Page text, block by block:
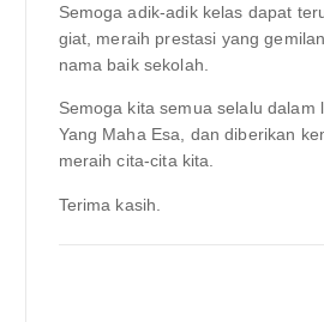
Semoga adik-adik kelas dapat
giat, meraih prestasi yang
nama baik sekolah.
Semoga kita semua selalu dalam
Yang Maha Esa, dan diberikan
meraih cita-cita kita.
Terima kasih.